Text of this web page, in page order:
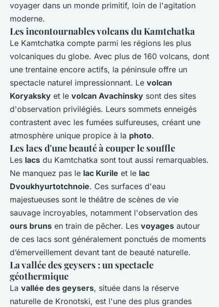
voyager dans un monde primitif, loin de l'agitation
moderne.
Les incontournables volcans du Kamtchatka
Le Kamtchatka compte parmi les régions les plus
volcaniques du globe. Avec plus de 160 volcans, dont
une trentaine encore actifs, la péninsule offre un
spectacle naturel impressionnant. Le volcan
Koryaksky et le volcan Avachinsky sont des sites
d'observation privilégiés. Leurs sommets enneigés
contrastent avec les fumées sulfureuses, créant une
atmosphère unique propice à la photo.
Les lacs d'une beauté à couper le souffle
Les lacs du Kamtchatka sont tout aussi remarquables.
Ne manquez pas le lac Kurile et le lac
Dvoukhyurtotchnoie. Ces surfaces d'eau
majestueuses sont le théâtre de scènes de vie
sauvage incroyables, notamment l'observation des
ours bruns en train de pêcher. Les voyages autour
de ces lacs sont généralement ponctués de moments
d’émerveillement devant tant de beauté naturelle.
La vallée des geysers : un spectacle
géothermique
La vallée des geysers, située dans la réserve
naturelle de Kronotski, est l'une des plus grandes